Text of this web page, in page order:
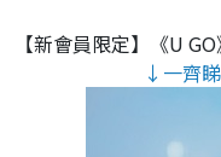
【新會員限定】《U
↓一齊